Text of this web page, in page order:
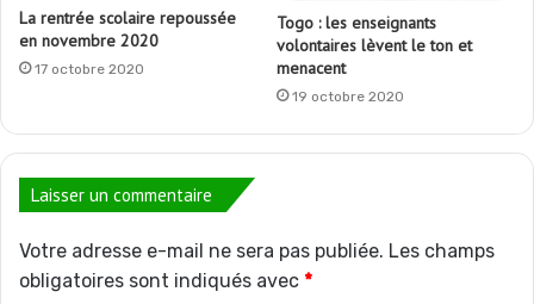
La rentrée scolaire repoussée
en novembre 2020
17 octobre 2020
Togo : les enseignants
volontaires lèvent le ton et
menacent
19 octobre 2020
Laisser un commentaire
Votre adresse e-mail ne sera pas publiée. Les champs
obligatoires sont indiqués avec *